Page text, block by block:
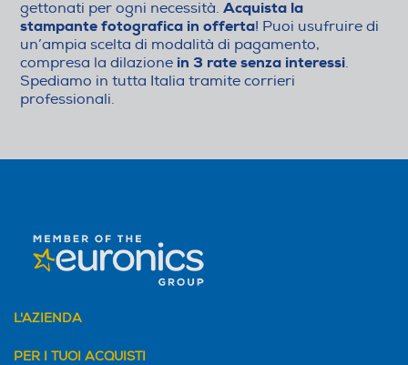
gettonati per ogni necessità. Acquista la
stampante fotografica in offerta! Puoi usufruire di
un’ampia scelta di modalità di pagamento,
compresa la dilazione in 3 rate senza interessi.
Spediamo in tutta Italia tramite corrieri
professionali.
L'AZIENDA
PER I TUOI ACQUISTI